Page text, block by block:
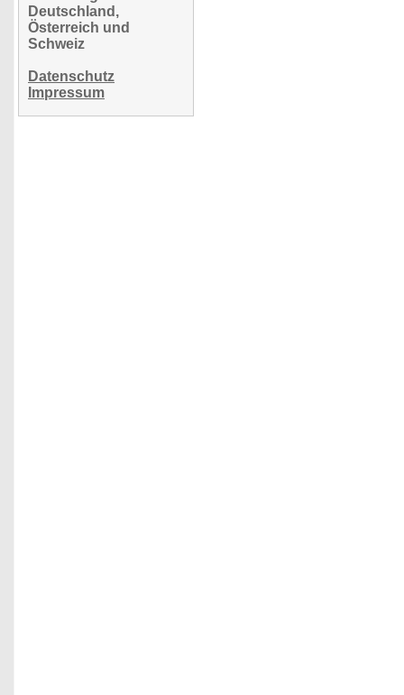
Deutschland,
Österreich und
Schweiz
Datenschutz
Impressum